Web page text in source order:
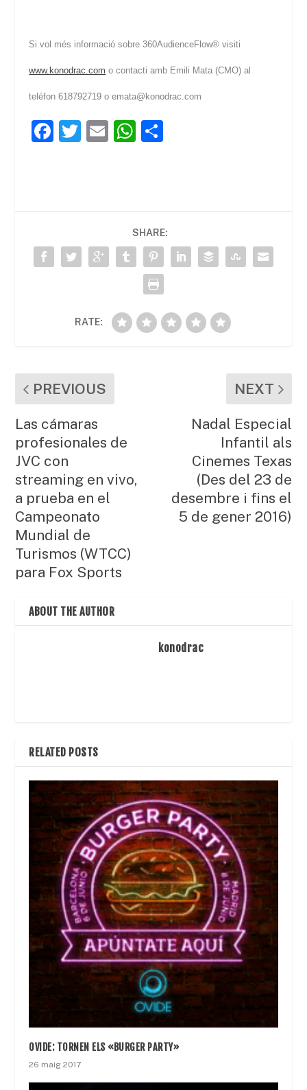
Si vol més informació sobre360AudienceFlow® visiti
www.konodrac.com o contacti amb Emili Mata (CMO) al
teléfon 618792719 o emata@konodrac.com
F
b
o
o
T
E
W
A
p
p
ar
te
ix
SHARE:
RATE:
PREVIOUS
Las cámaras
profesionales de
JVC con
streaming en vivo,
a prueba en el
Campeonato
Mundial de
Turismos (WTCC)
para Fox Sports
NEXT
Nadal Especial
Infantil als
Cinemes Texas
(Des del 23 de
desembre i fins el
5 de gener 2016)
ABOUT THE AUTHOR
konodrac
RELATED POSTS
OVIDE: TORNEN ELS «BURGER PARTY»
26 maig 2017